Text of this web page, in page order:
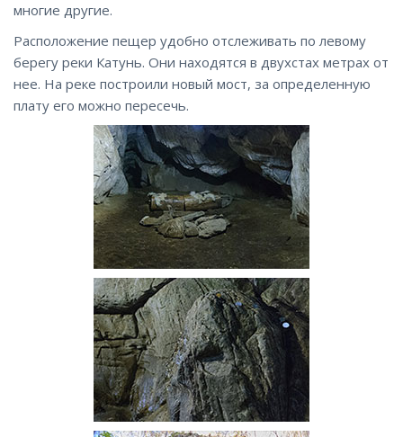
многие другие.
Расположение пещер удобно отслеживать по левому
берегу реки Катунь. Они находятся в двухстах метрах от
нее. На реке построили новый мост, за определенную
плату его можно пересечь.